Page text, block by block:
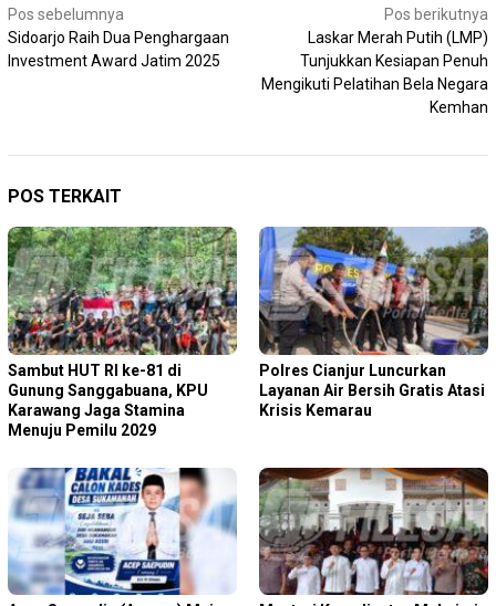
Navigasi
pos
Pos sebelumnya
Sidoarjo Raih Dua Penghargaan
Investment Award Jatim 2025
Pos berikutnya
Laskar Merah Putih (LMP)
Tunjukkan Kesiapan Penuh
Mengikuti Pelatihan Bela Negara
Kemhan
POS TERKAIT
Sambut HUT RI ke-81 di
Gunung Sanggabuana, KPU
Karawang Jaga Stamina
Menuju Pemilu 2029
Polres Cianjur Luncurkan
Layanan Air Bersih Gratis Atasi
Krisis Kemarau